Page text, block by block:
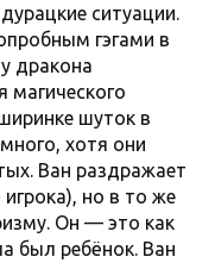
ситуации.
гэгами в
дракона
магического
шуток в
хотя они
Ван раздражает
но в то же
Он — это как
был ребёнок. Ван